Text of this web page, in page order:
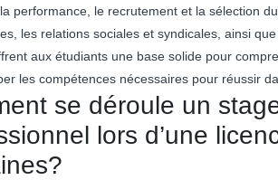
performance, le recrutement et la sélection
les relations sociales et syndicales, ainsi
aux étudiants une base solide pour
les compétences nécessaires pour réussir
se déroule un
lors d’une